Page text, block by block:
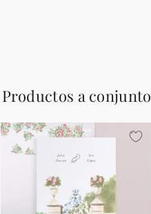
Productos a conjunto